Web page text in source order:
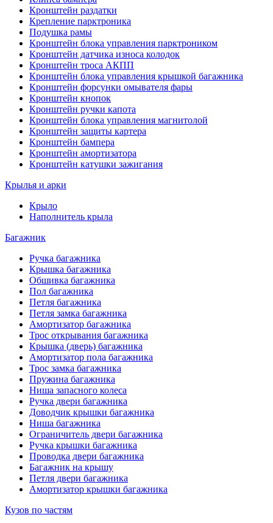
Кронштейн раздатки
Крепление парктроника
Подушка рамы
Кронштейн блока управления парктроником
Кронштейн датчика износа колодок
Кронштейн троса АКПП
Кронштейн блока управления крышкой багажника
Кронштейн форсунки омывателя фары
Кронштейн кнопок
Кронштейн ручки капота
Кронштейн блока управления магнитолой
Кронштейн защиты картера
Кронштейн бампера
Кронштейн амортизатора
Кронштейн катушки зажигания
Крылья и арки
Крыло
Наполнитель крыла
Багажник
Ручка багажника
Крышка багажника
Обшивка багажника
Пол багажника
Петля багажника
Петля замка багажника
Амортизатор багажника
Трос открывания багажника
Крышка (дверь) багажника
Амортизатор пола багажника
Трос замка багажника
Пружина багажника
Ниша запасного колеса
Ручка двери багажника
Доводчик крышки багажника
Ниша багажника
Ограничитель двери багажника
Ручка крышки багажника
Проводка двери багажника
Багажник на крышу
Петля двери багажника
Амортизатор крышки багажника
Кузов по частям